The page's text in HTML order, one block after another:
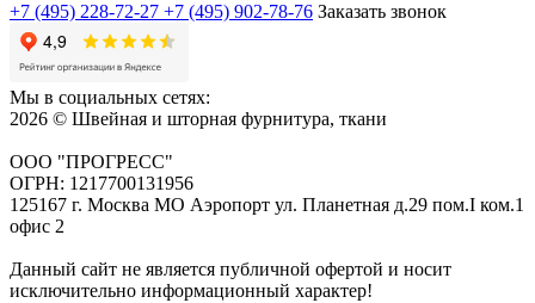
+7 (495) 228-72-27 +7 (495) 902-78-76 Заказать звонок
Мы в социальных сетях:
2026 © Швейная и шторная фурнитура, ткани
ООО "ПРОГРЕСС"
ОГРН: 1217700131956
125167 г. Москва МО Аэропорт ул. Планетная д.29 пом.I ком.1
офис 2
Данный сайт не является публичной офертой и носит
исключительно информационный характер!